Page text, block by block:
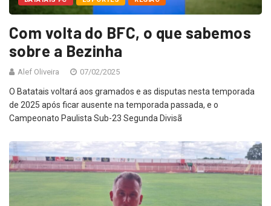
BATATAIS FC ESPORTES REGIÃO
Com volta do BFC, o que sabemos
sobre a Bezinha
Alef Oliveira 07/02/2025
O Batatais voltará aos gramados e as disputas nesta temporada
de 2025 após ficar ausente na temporada passada, e o
Campeonato Paulista Sub-23 Segunda Divisã